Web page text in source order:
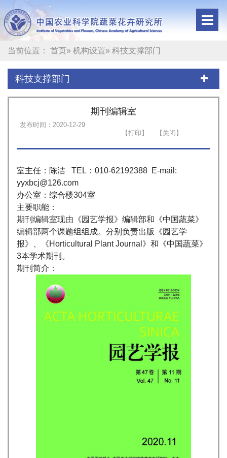
当前位置： 首页» 机构设置» 科技支撑部门
科技支撑部门
期刊编辑室
发布时间：2020-12-29
室主任：陈洁 TEL：010-62192388 E-mail:
yyxbcj@126.com
办公室：综合楼304室
主要职能：
期刊编辑室现由《园艺学报》编辑部和《中国蔬菜》
编辑部两个课题组组成。分别负责出版《园艺学
报》、《Horticultural Plant Journal》和《中国蔬菜》
3本学术期刊。
期刊简介：